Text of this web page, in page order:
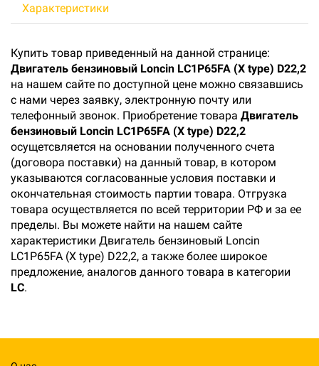
Характеристики
Купить товар приведенный на данной странице:
Двигатель бензиновый Loncin LC1P65FA (X type) D22,2
на нашем сайте по доступной цене можно связавшись
с нами через заявку, электронную почту или
телефонный звонок. Приобретение товара Двигатель
бензиновый Loncin LC1P65FA (X type) D22,2
осущетсвляется на основании полученного счета
(договора поставки) на данный товар, в котором
указываются согласованные условия поставки и
окончательная стоимость партии товара. Отгрузка
товара осуществляется по всей территории РФ и за ее
пределы. Вы можете найти на нашем сайте
характеристики Двигатель бензиновый Loncin
LC1P65FA (X type) D22,2, а также более широкое
предложение, аналогов данного товара в категории
LC.